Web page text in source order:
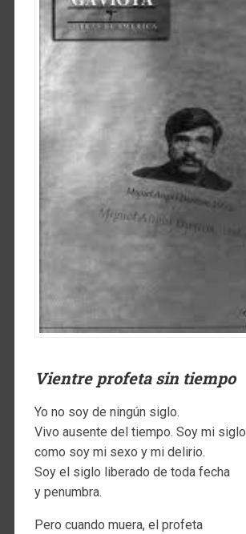
Vientre profeta sin tiempo
Yo no soy de ningún siglo.
Vivo ausente del tiempo. Soy mi siglo
como soy mi sexo y mi delirio.
Soy el siglo liberado de toda fecha
y penumbra.
Pero cuando muera, el profeta